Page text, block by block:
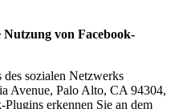
von Facebook-
sozialen Netzwerks
Avenue, Palo Alto, CA 94304,
erkennen Sie an dem